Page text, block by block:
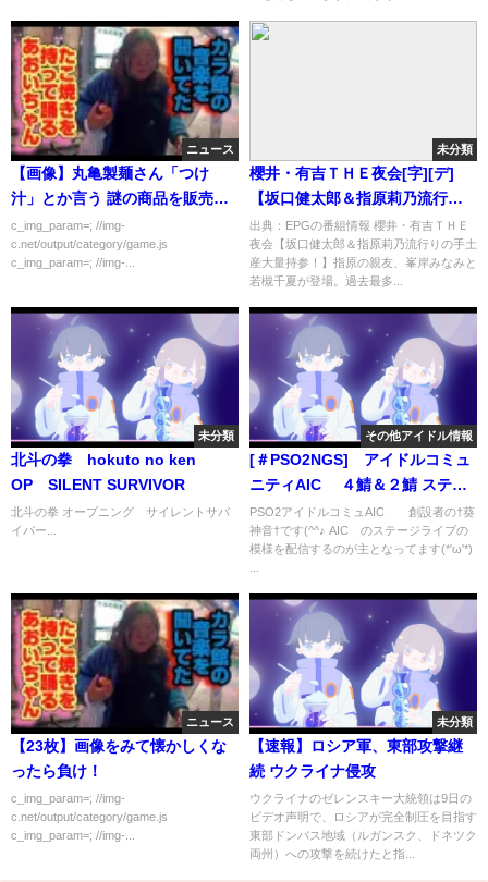
ニュース
【画像】丸亀製麺さん「つけ
汁」とか言う 謎の商品を販売し
てしまうｗｗｗｗｗｗ
c_img_param=; //img-
c.net/output/category/game.js
c_img_param=; //img-...
未分類
櫻井・有吉ＴＨＥ夜会[字][デ]
【坂口健太郎＆指原莉乃流行り
の手土産大量持参！】 …の番組
内容解析まとめ
出典：EPGの番組情報 櫻井・有吉ＴＨＥ
夜会【坂口健太郎＆指原莉乃流行りの手土
産大量持参！】指原の親友、峯岸みなみと
若槻千夏が登場。過去最多...
未分類
北斗の拳 hokuto no ken
OP SILENT SURVIVOR
北斗の拳 オープニング サイレントサバ
イバー...
その他アイドル情報
[＃PSO2NGS] アイドルコミュ
ニティAIC∞ ４鯖＆２鯖 ステー
ジライブ 生配信！
PSO2アイドルコミュAIC∞ 創設者の†葵
神音†です(^^♪ AIC∞のステージライブの
模様を配信するのが主となってます(*'ω'*)
ニュース
【23枚】画像をみて懐かしくな
ったら負け！
c_img_param=; //img-
c.net/output/category/game.js
c_img_param=; //img-...
未分類
【速報】ロシア軍、東部攻撃継
続 ウクライナ侵攻
ウクライナのゼレンスキー大統領は9日の
ビデオ声明で、ロシアが完全制圧を目指す
東部ドンバス地域（ルガンスク、ドネツク
両州）への攻撃を続けたと指...